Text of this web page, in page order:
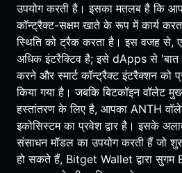
उपयोग करती है। इसका मतलब है कि
कॉन्ट्रैक्ट-सक्षम खाते के रूप में कार्य
स्थिति को ट्रैक करता है। इस वजह से,
अधिक इंटरैक्टिव है; इसे dApps से 'बात
करने और स्मार्ट कॉन्ट्रैक्ट इंटरैक्शन को
किया गया है। जबकि बिटकॉइन वॉलेट
हस्तांतरण के लिए है, आपका ANTH
इकोसिस्टम का प्रवेश द्वार है। इसके
संसाधन मॉडल का उपयोग करती हैं जो
हो सकते हैं, Bitget Wallet द्वारा